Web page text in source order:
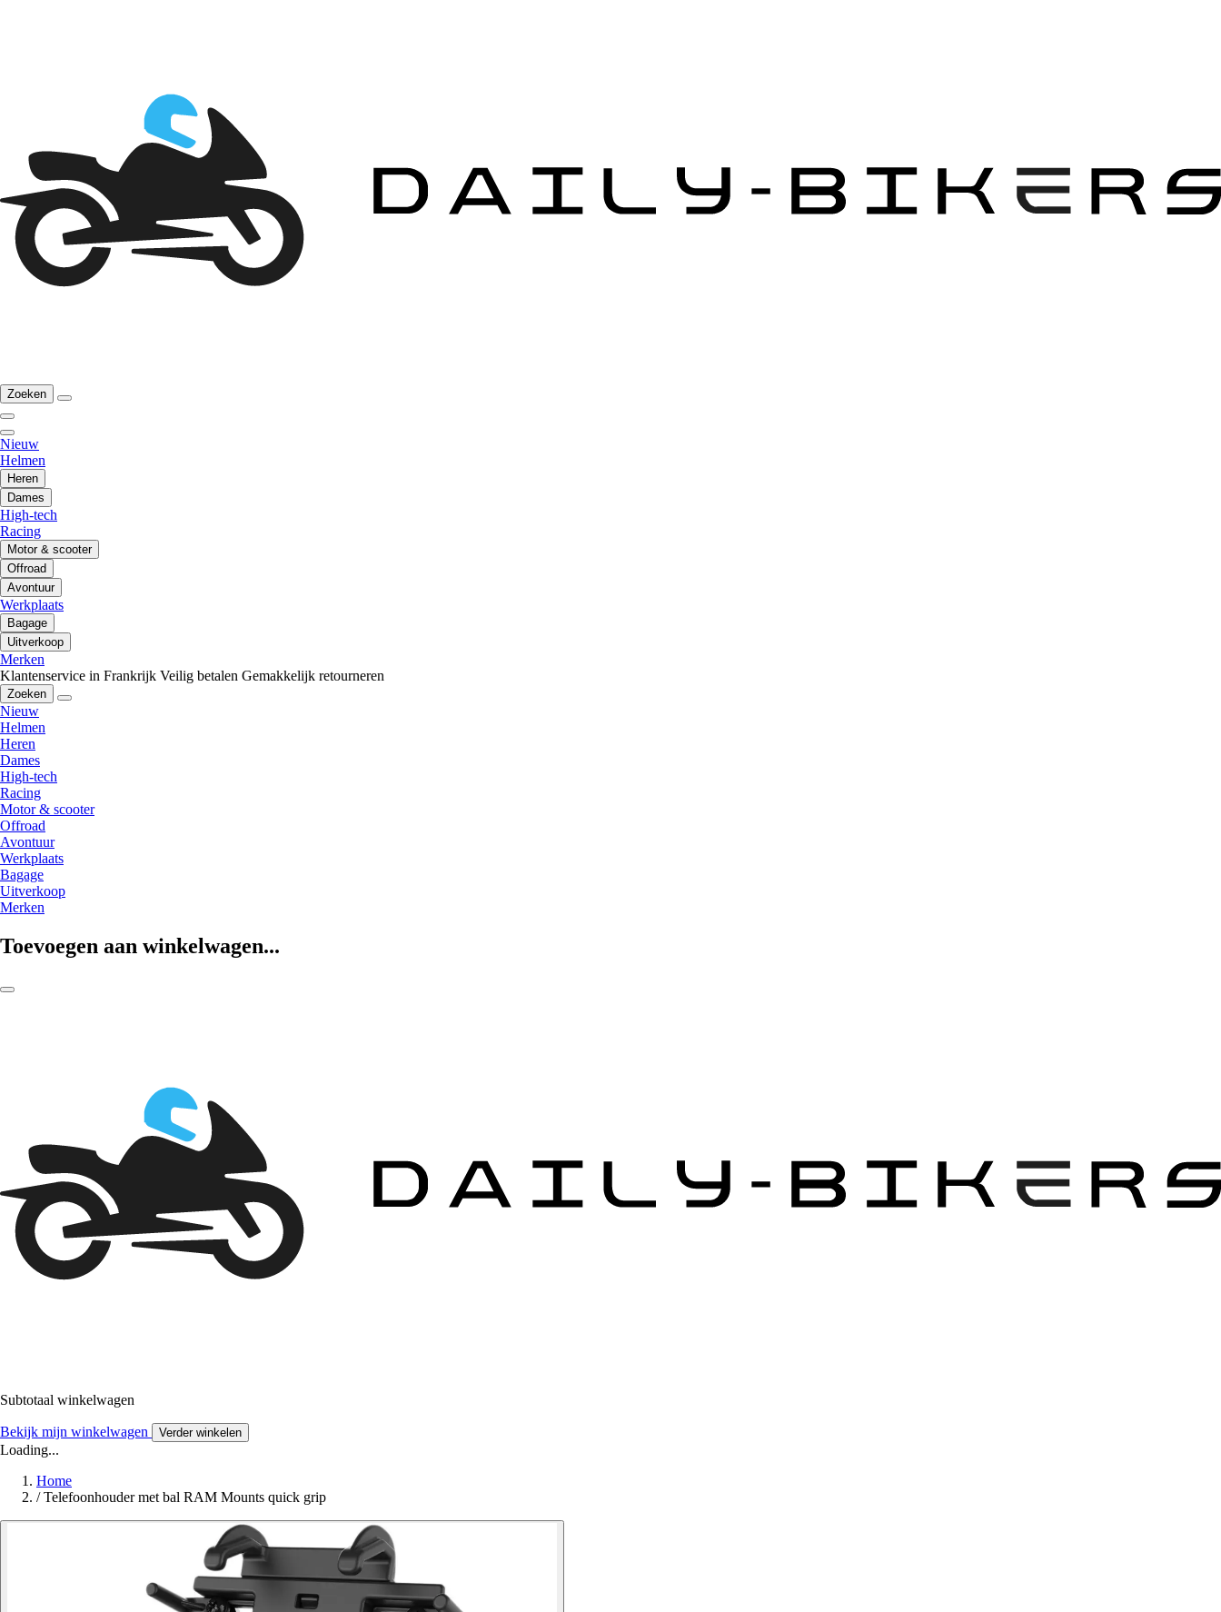
Zoeken
Nieuw
Helmen
Heren
Dames
High-tech
Racing
Motor & scooter
Offroad
Avontuur
Werkplaats
Bagage
Uitverkoop
Merken
Klantenservice in Frankrijk Veilig betalen Gemakkelijk retourneren
Zoeken
Nieuw
Helmen
Heren
Dames
High-tech
Racing
Motor & scooter
Offroad
Avontuur
Werkplaats
Bagage
Uitverkoop
Merken
Toevoegen aan winkelwagen...
Subtotaal winkelwagen
Bekijk mijn winkelwagen Verder winkelen
Loading...
Home
/ Telefoonhouder met bal RAM Mounts quick grip